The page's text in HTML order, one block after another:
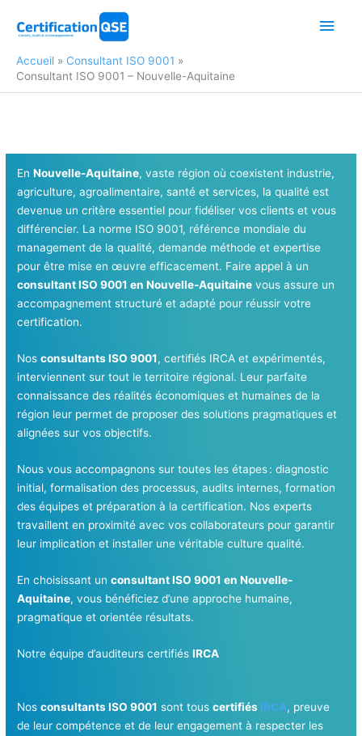
Accueil
Consultant ISO 9001
Consultant ISO 9001 – Nouvelle-Aquitaine
EnNouvelle-Aquitaine, vaste région où coexistent industrie,
agriculture, agroalimentaire, santé et services, la qualité est
devenue un critère essentiel pour fidéliser vos clients et vous
différencier. La norme ISO 9001, référence mondiale du
management de la qualité, demande méthode et expertise
pour être mise en œuvre efficacement. Faire appel à un
consultant ISO 9001 en Nouvelle-Aquitaine vous assure un
accompagnement structuré et adapté pour réussir votre
certification.
Nosconsultants ISO 9001, certifiés IRCA et expérimentés,
interviennent sur tout le territoire régional. Leur parfaite
connaissance des réalités économiques et humaines de la
région leur permet de proposer des solutions pragmatiques et
alignées sur vos objectifs.
Nous vous accompagnons sur toutes les étapes : diagnostic
initial, formalisation des processus, audits internes, formation
des équipes et préparation à la certification. Nos experts
travaillent en proximité avec vos collaborateurs pour garantir
leur implication et installer une véritable culture qualité.
En choisissant unconsultant ISO 9001 en Nouvelle-
Aquitaine, vous bénéficiez d’une approche humaine,
pragmatique et orientée résultats.
Notre équipe d’auditeurs certifiésIRCA
Nosconsultants ISO 9001 sont touscertifiés IRCA, preuve
de leur compétence et de leur engagement à respecter les